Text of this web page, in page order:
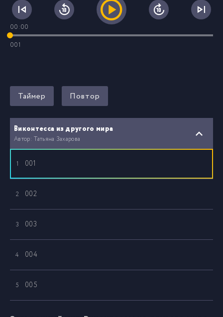
00:00
001
Таймер Повтор
Виконтесса из другого мира
Автор: Татьяна Захарова
1 001
2 002
3 003
4 004
5 005